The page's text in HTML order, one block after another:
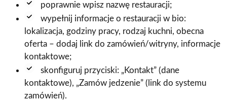
poprawnie wpisz nazwę restauracji;
wypełnij informacje o restauracji w bio:
lokalizacja, godziny pracy, rodzaj kuchni, obecna
oferta – dodaj link do zamówień/witryny, informacje
kontaktowe;
skonfiguruj przyciski: „Kontakt” (dane
kontaktowe), „Zamów jedzenie” (link do systemu
zamówień).